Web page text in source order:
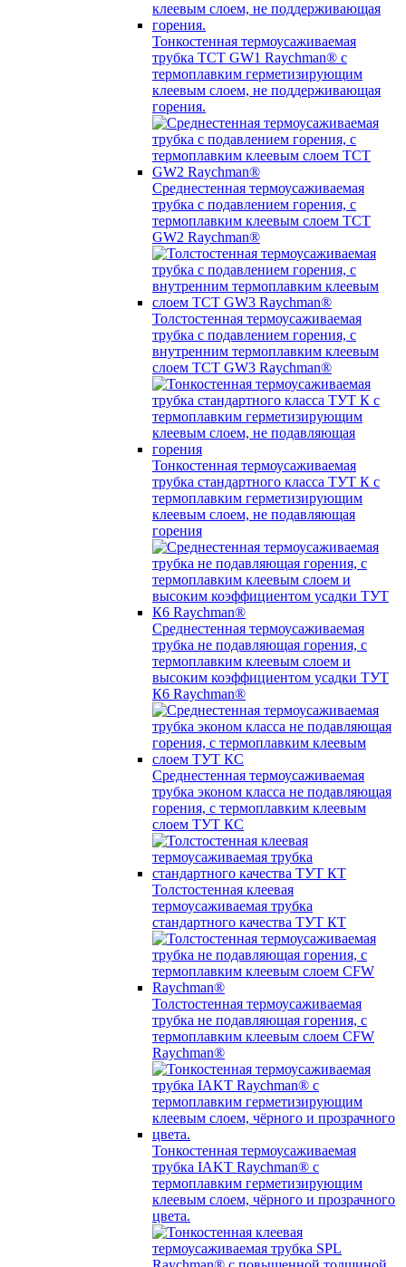
Тонкостенная термоусаживаемая
трубка TCT GW1 Raychman® с
термоплавким герметизирующим
клеевым слоем, не поддерживающая
горения.
Среднестенная термоусаживаемая
трубка c подавлением горения, с
термоплавким клеевым слоем TCT
GW2 Raychman®
Толстостенная термоусаживаемая
трубка c подавлением горения, с
внутренним термоплавким клеевым
слоем TCT GW3 Raychman®
Тонкостенная термоусаживаемая
трубка стандартного класса ТУТ К с
термоплавким герметизирующим
клеевым слоем, не подавляющая
горения
Среднестенная термоусаживаемая
трубка не подавляющая горения, с
термоплавким клеевым слоем и
высоким коэффициентом усадки ТУТ
К6 Raychman®
Среднестенная термоусаживаемая
трубка эконом класса не подавляющая
горения, с термоплавким клеевым
слоем ТУТ КС
Толстостенная клеевая
термоусаживаемая трубка
стандартного качества ТУТ КТ
Толстостенная термоусаживаемая
трубка не подавляющая горения, с
термоплавким клеевым слоем CFW
Raychman®
Тонкостенная термоусаживаемая
трубка IAKT Raychman® с
термоплавким герметизирующим
клеевым слоем, чёрного и прозрачного
цвета.